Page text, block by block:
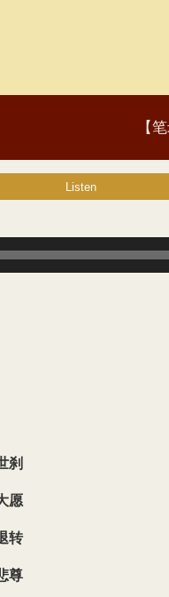
【
刹
愿
转
尊